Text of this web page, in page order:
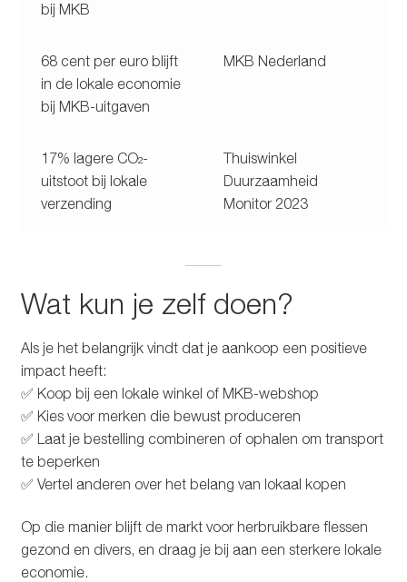
bij MKB
68 cent per euro blijft
in de lokale economie
bij MKB-uitgaven
MKB Nederland
17% lagere CO₂-
uitstoot bij lokale
verzending
Thuiswinkel
Duurzaamheid
Monitor 2023
Wat kun je zelf doen?
Als je het belangrijk vindt dat je aankoop een positieve
impact heeft:
✅ Koop bij een lokale winkel of MKB-webshop
✅ Kies voor merken die bewust produceren
✅ Laat je bestelling combineren of ophalen om transport
te beperken
✅ Vertel anderen over het belang van lokaal kopen
Op die manier blijft de markt voor herbruikbare flessen
gezond en divers, en draag je bij aan een sterkere lokale
economie.